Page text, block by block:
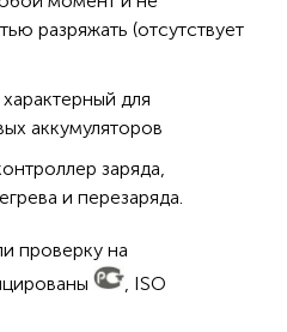
разряжать (отсутствует
для
аккумуляторов
заряда,
и перезаряда.
проверку на
, ISO